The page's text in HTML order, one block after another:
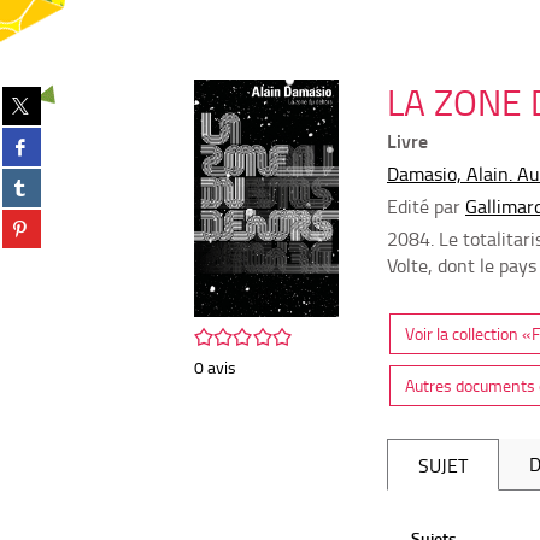
Partager
sur
twitter
(Nouvelle
fenêtre)
Partager
sur
facebook
(Nouvelle
fenêtre)
Partager
sur
tumblr
(Nouvelle
Partager
sur
/5
0avis
LA ZONE
Livre
Damasio, Alain.
Edité par
2084. Le
Volte, dont le
Voir la collection
Autres documents
SUJET